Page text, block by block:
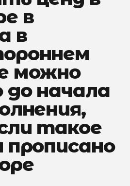
в
в
можно
до начала
такое
прописано